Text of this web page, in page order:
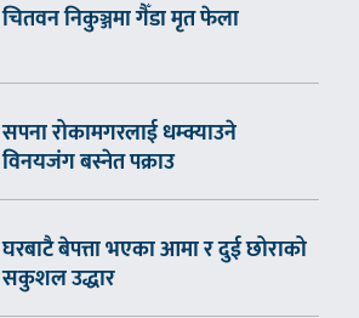
चितवन निकुञ्जमा गैँडा मृत फेला
सपना रोकामगरलाई धम्क्याउने
विनयजंग बस्नेत पक्राउ
घरबाटै बेपत्ता भएका आमा र दुई छोराको
सकुशल उद्धार